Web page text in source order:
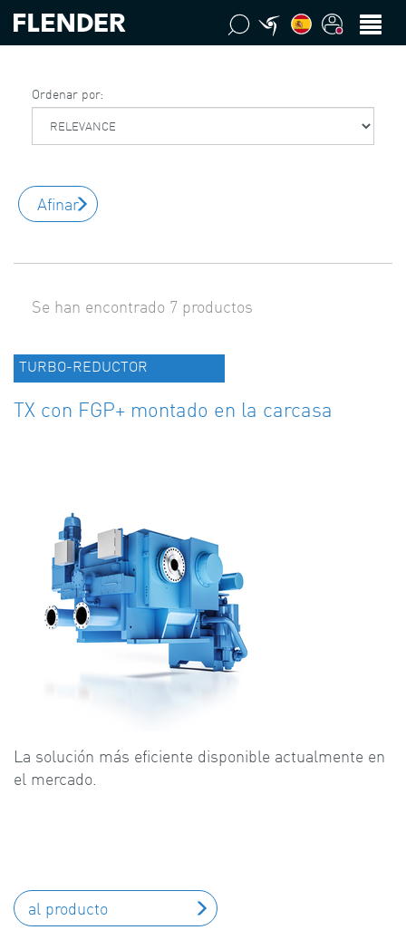
Ordenar por:
Afinar
Se han encontrado 7 productos
TURBO-REDUCTOR
TX con FGP+ montado en la carcasa
La solución más eficiente disponible actualmente en
el mercado.
al producto